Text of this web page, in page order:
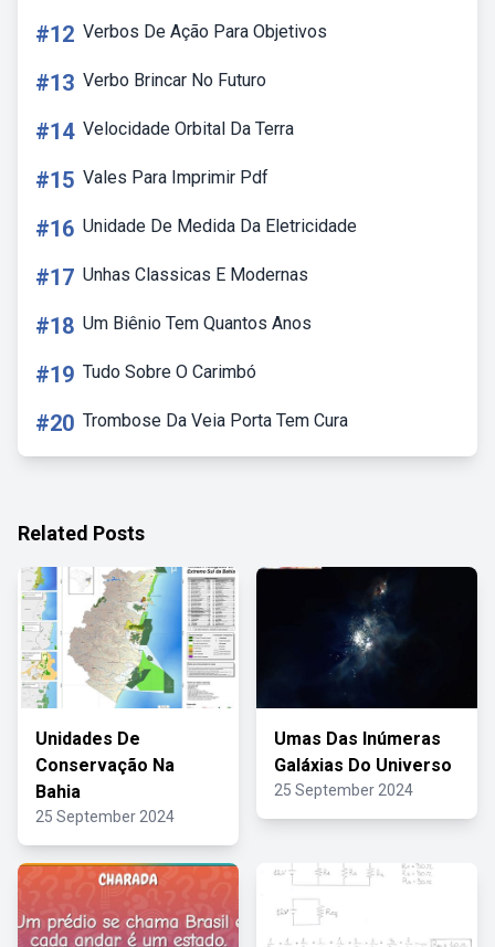
#12 Verbos De Ação Para Objetivos
#13 Verbo Brincar No Futuro
#14 Velocidade Orbital Da Terra
#15 Vales Para Imprimir Pdf
#16 Unidade De Medida Da Eletricidade
#17 Unhas Classicas E Modernas
#18 Um Biênio Tem Quantos Anos
#19 Tudo Sobre O Carimbó
#20 Trombose Da Veia Porta Tem Cura
Related Posts
Unidades De
Conservação Na
Bahia
25 September 2024
Umas Das Inúmeras
Galáxias Do Universo
25 September 2024